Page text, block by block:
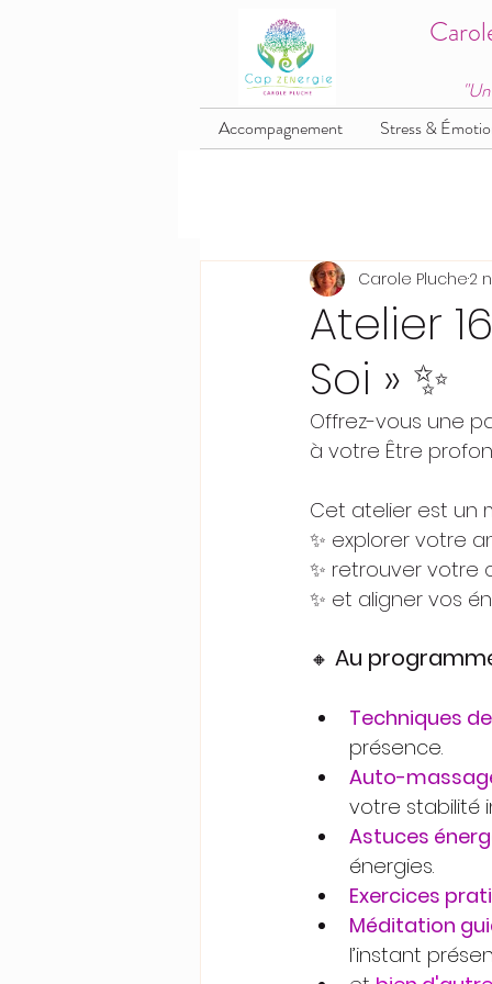
Accompagnement Stress &
Atelier
Soi » ✨
Carole Pluche2
Offrez-vous une
à votre Être
Cet atelier est un
✨ explorer votre
✨ retrouver votre
✨ et aligner vos
🔸 Au
Techniques
présence.
Auto-
votre stabilité
Astuces
énergies.
Exercices
Méditation
l’instant